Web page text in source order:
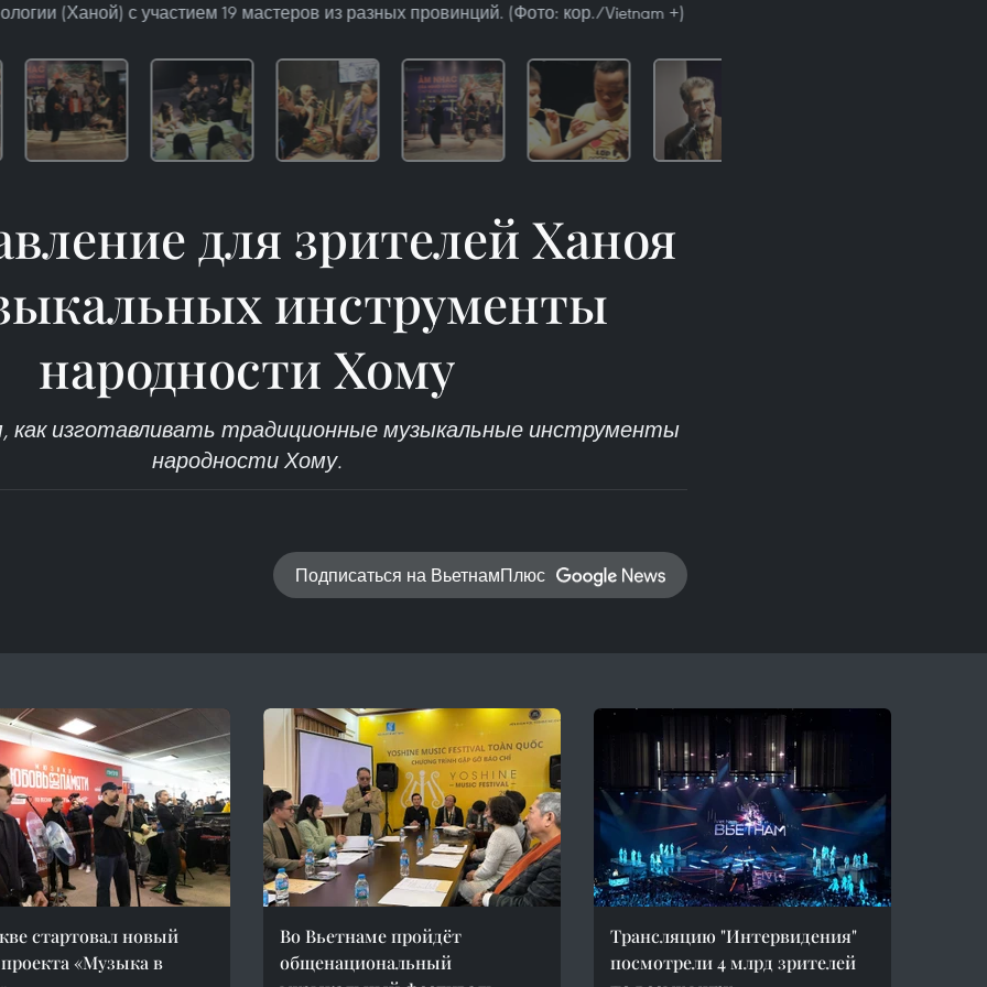
(Ханой) с участием 19 мастеров из разных провинций. (Фото: кор./Vietnam +)
для зрителей Ханоя
инструменты
народности Хому
изготавливать традиционные музыкальные инструменты
народности Хому.
Подписаться на ВьетнамПлюс
стартовал новый
«Музыка в
Во Вьетнаме пройдёт
общенациональный
Трансляцию "Интервидения"
посмотрели 4 млрд зрителей